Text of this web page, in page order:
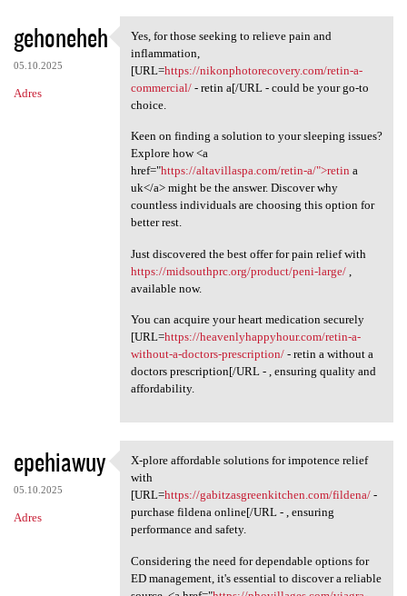
gehoneheh
05.10.2025
Adres
Yes, for those seeking to
Yes, for those seeking to relieve pain and
inflammation,
[URL=https://nikonphotorecovery.com/retin-a-
commercial/- retin a[/URL - could be your go-to
choice.
Keen on finding a solution to your sleeping issues?
Explore how <a
href="https://altavillaspa.com/retin-a/">retin a
uk</a> might be the answer. Discover why
countless individuals are choosing this option for
better rest.
Just discovered the best offer for pain relief with
https://midsouthprc.org/product/peni-large/,
available now.
You can acquire your heart medication securely
[URL=https://heavenlyhappyhour.com/retin-a-
without-a-doctors-prescription/- retin a without a
doctors prescription[/URL - , ensuring quality and
affordability.
epehiawuy
05.10.2025
Adres
X-plore affordable solutions
X-plore affordable solutions for impotence relief
with
[URL=https://gabitzasgreenkitchen.com/fildena/-
purchase fildena online[/URL - , ensuring
performance and safety.
Considering the need for dependable options for
ED management, it's essential to discover a reliable